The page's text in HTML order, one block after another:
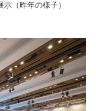
（昨年の様子）